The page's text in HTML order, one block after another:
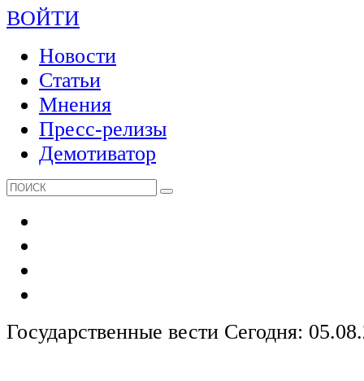
ВОЙТИ
Новости
Статьи
Мнения
Пресс-релизы
Демотиватор
Государственные вести Сегодня: